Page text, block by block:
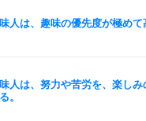
人は、趣味の優先度が極めて
人は、努力や苦労を、楽しみ
。